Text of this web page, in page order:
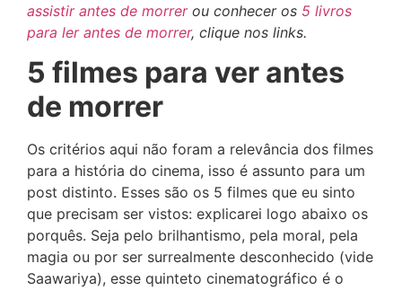
assistir antes de morrerou conhecer os 5 livros
para ler antes de morrer, clique nos links.
5 filmes para ver antes
de morrer
Os critérios aqui não foram a relevância dos filmes
para a história do cinema, isso é assunto para um
post distinto. Esses são os 5 filmes que eu sinto
que precisam ser vistos: explicarei logo abaixo os
porquês. Seja pelo brilhantismo, pela moral, pela
magia ou por ser surrealmente desconhecido (vide
Saawariya), esse quinteto cinematográfico é o